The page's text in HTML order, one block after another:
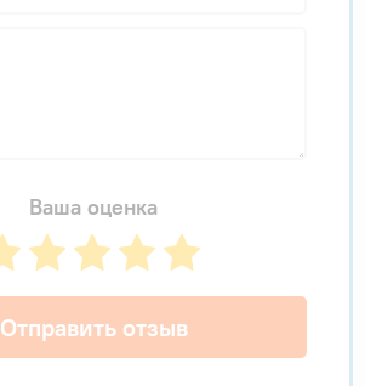
Ваша оценка
Отправить отзыв